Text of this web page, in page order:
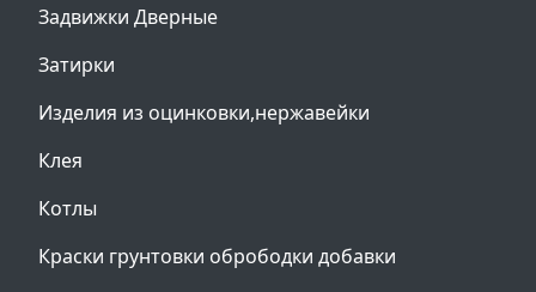
Задвижки Дверные
Затирки
Изделия из оцинковки,нержавейки
Клея
Котлы
Краски грунтовки обрободки добавки